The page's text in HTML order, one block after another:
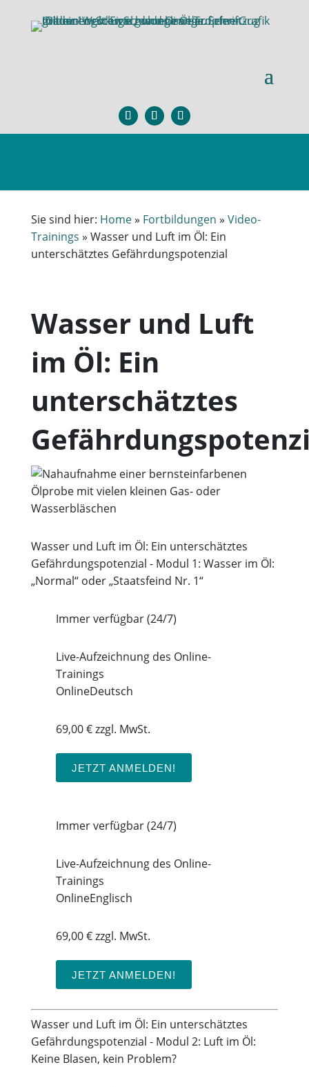
Sie sind hier: Home» Fortbildungen » Video-
Trainings » Wasser und Luft im Öl: Ein
unterschätztes Gefährdungspotenzial
Wasser und Luft
im Öl: Ein
unterschätztes
Wasser und Luft im Öl: Ein unterschätztes
Gefährdungspotenzial - Modul 1: Wasser im Öl:
„Normal“ oder „Staatsfeind Nr. 1“
Immer verfügbar (24/7)
Live-Aufzeichnung des Online-
Trainings
OnlineDeutsch
69,00 € zzgl. MwSt.
JETZT ANMELDEN!
Immer verfügbar (24/7)
Live-Aufzeichnung des Online-
Trainings
OnlineEnglisch
69,00 € zzgl. MwSt.
JETZT ANMELDEN!
Wasser und Luft im Öl: Ein unterschätztes
Gefährdungspotenzial - Modul 2: Luft im Öl:
Keine Blasen, kein Problem?